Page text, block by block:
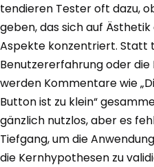
tendieren Tester oft dazu,
geben, das sich auf
Aspekte konzentriert. Statt
Benutzererfahrung oder
werden Kommentare wie
Button ist zu klein“
gänzlich nutzlos, aber es
Tiefgang, um die
die Kernhypothesen zu